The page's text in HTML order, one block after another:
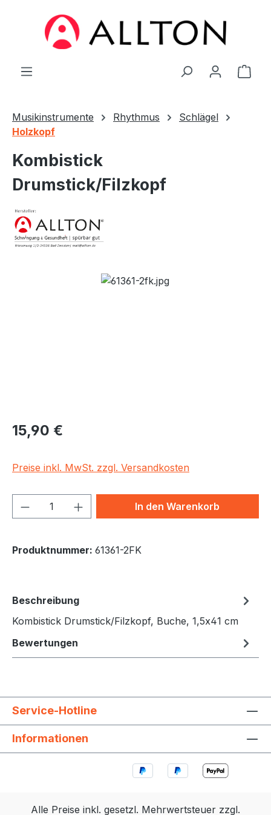
Zum Hauptinhalt springen
Musikinstrumente Rhythmus
Schlägel
Holzkopf
Kombistick
Drumstick/Filzkopf
Bildergalerie überspringen
Regulärer Preis:
15,90 €
Preise inkl. MwSt. zzgl. Versandkosten
Produkt Anzahl: Gib denIn den Warenkorb
Produktnummer: 61361-2FK
Beschreibung
Kombistick Drumstick/Filzkopf, Buche, 1,5x41 cm
Bewertungen
Service-Hotline
Informationen
Alle Preise inkl. gesetzl. Mehrwertsteuer zzgl.